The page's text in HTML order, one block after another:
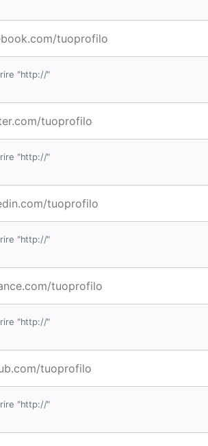
"http://"
"http://"
"http://"
"http://"
"http://"